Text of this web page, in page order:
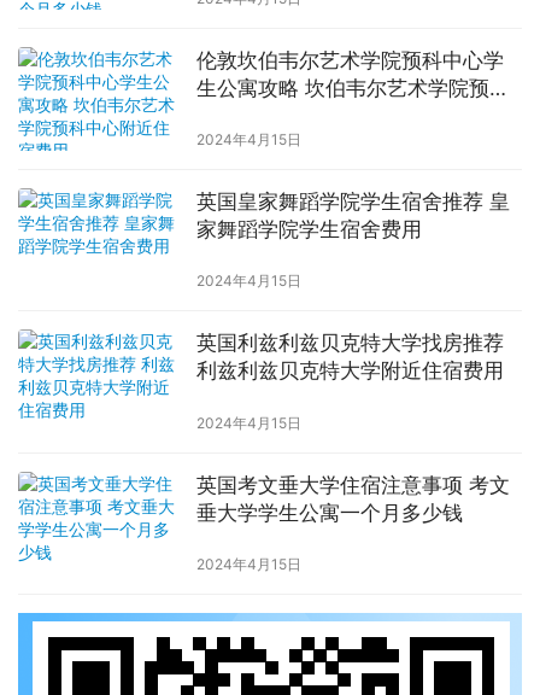
伦敦坎伯韦尔艺术学院预科中心学
生公寓攻略 坎伯韦尔艺术学院预科
2024年4月15日
英国皇家舞蹈学院学生宿舍推荐 皇
家舞蹈学院学生宿舍费用
2024年4月15日
英国利兹利兹贝克特大学找房推荐
利兹利兹贝克特大学附近住宿费用
2024年4月15日
英国考文垂大学住宿注意事项 考文
垂大学学生公寓一个月多少钱
2024年4月15日